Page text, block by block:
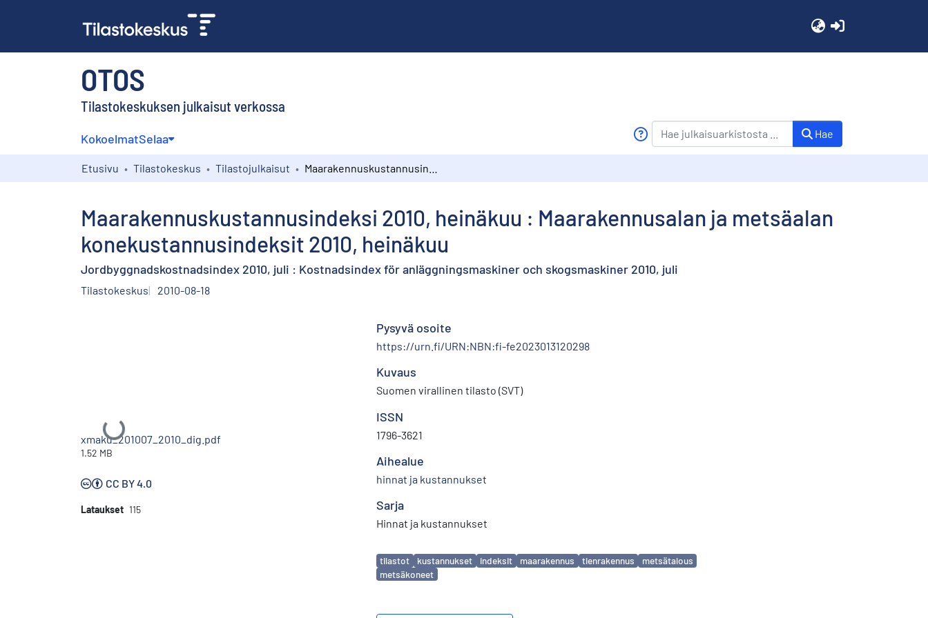
OTOS
Tilastokeskuksen julkaisut verkossa
KokoelmatSelaa Hae
Etusivu Tilastokeskus Tilastojulkaisut
Maarakennuskustannusindeksi 2010, heinäkuu : Maarakennusalan ja metsäalan
konekustannusindeksit 2010, heinäkuu
Jordbyggnadskostnadsindex 2010, juli : Kostnadsindex för anläggningsmaskiner och skogsmaskiner 2010, juli
Tilastokeskus 2010-08-18
Ladataan...
xmaku_201007_2010_dig.pdf
1.52 MB
CC BY 4.0
Lataukset 115
Pysyvä osoite
https://urn.fi/URN:NBN:fi-fe2023013120298
Kuvaus
Suomen virallinen tilasto (SVT)
ISSN
1796-3621
Aihealue
hinnat ja kustannukset
Sarja
Hinnat ja kustannukset
Avainsanat
tilastot kustannukset indeksit maarakennus tienrakennus
metsätalous
metsäkoneet